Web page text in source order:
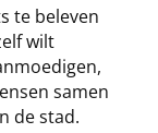
te beleven
wilt
samen
de stad.